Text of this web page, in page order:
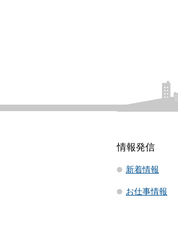
情報発信
新着情報
お仕事情報